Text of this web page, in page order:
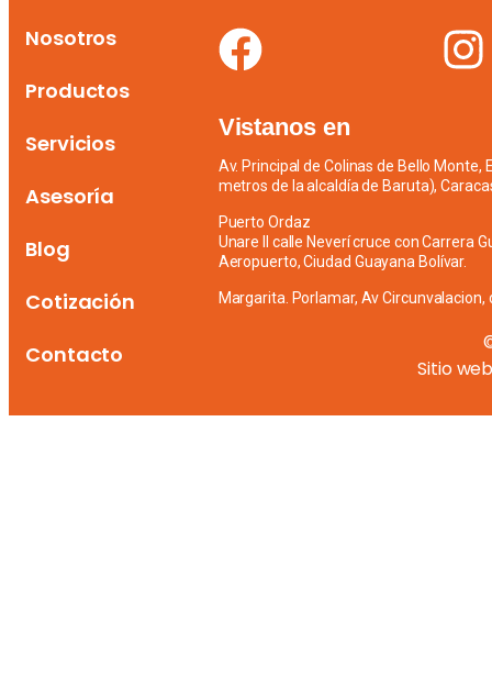
Nosotros
Productos
Servicios
Asesoría
Blog
Cotización
Contacto
Vistanos en
Av. Principal de Colinas de Bello Monte,
metros de la alcaldía de Baruta),
Puerto Ordaz
Unare II calle Neverí cruce con Carrera
Aeropuerto, Ciudad Guayana Bolívar.
Margarita. Porlamar, Av Circunvalacion,
Sitio